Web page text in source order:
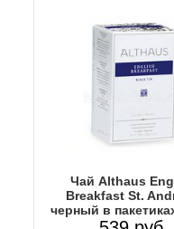
Чай Althaus
Breakfast St.
черный в